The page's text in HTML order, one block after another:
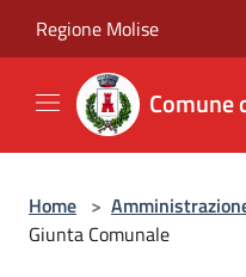
Regione Molise
Comune
Home >
Giunta Comunale